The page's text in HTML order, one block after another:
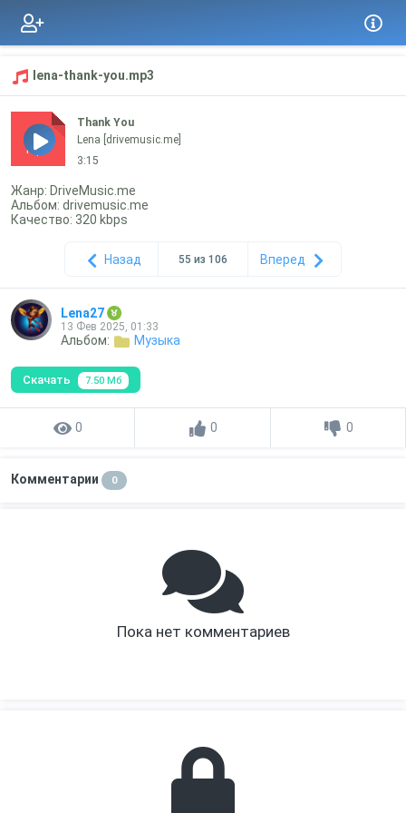
lena-thank-you.mp3
mp3
Thank You
Lena [drivemusic.me]
3:15
Жанр: DriveMusic.me
Альбом: drivemusic.me
Качество: 320 kbps
Назад 55 из 106 Вперед
Lena27
13 Фев 2025, 01:33
Альбом: Музыка
Скачать 7.50 Мб
0 0 0
Комментарии 0
Пока нет комментариев